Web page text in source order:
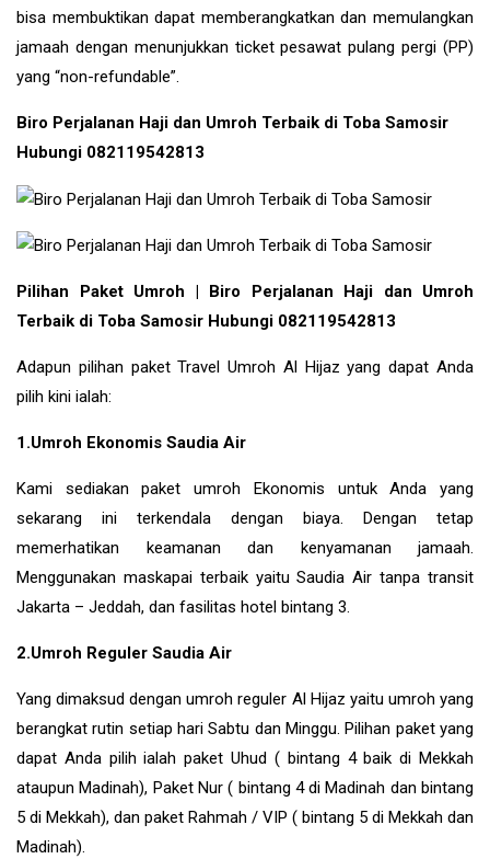
bisa membuktikan dapat memberangkatkan dan memulangkan
jamaah dengan menunjukkan ticket pesawat pulang pergi (PP)
yang “non-refundable”.
Biro Perjalanan Haji dan Umroh Terbaik di Toba Samosir
Hubungi 082119542813
Pilihan Paket Umroh | Biro Perjalanan Haji dan Umroh
Terbaik di Toba Samosir Hubungi 082119542813
Adapun pilihan paket Travel Umroh Al Hijaz yang dapat Anda
pilih kini ialah:
1.Umroh Ekonomis Saudia Air
Kami sediakan paket umroh Ekonomis untuk Anda yang
sekarang ini terkendala dengan biaya. Dengan tetap
memerhatikan keamanan dan kenyamanan jamaah.
Menggunakan maskapai terbaik yaitu Saudia Air tanpa transit
Jakarta – Jeddah, dan fasilitas hotel bintang 3.
2.Umroh Reguler Saudia Air
Yang dimaksud dengan umroh reguler Al Hijaz yaitu umroh yang
berangkat rutin setiap hari Sabtu dan Minggu. Pilihan paket yang
dapat Anda pilih ialah paket Uhud ( bintang 4 baik di Mekkah
ataupun Madinah), Paket Nur ( bintang 4 di Madinah dan bintang
5 di Mekkah), dan paket Rahmah / VIP ( bintang 5 di Mekkah dan
Madinah).